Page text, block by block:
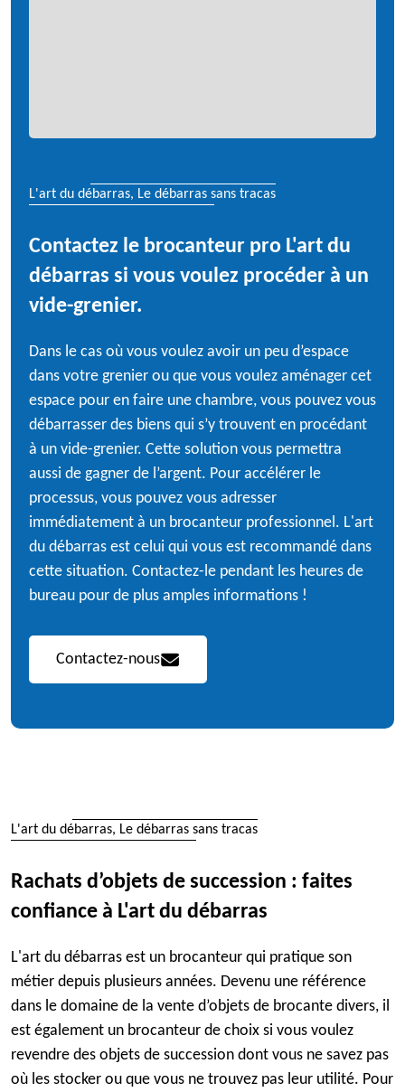
L'art du débarras, Le débarras sans tracas
Contactez le brocanteur pro L'art du
débarras si vous voulez procéder à un
vide-grenier.
Dans le cas où vous voulez avoir un peu d’espace
dans votre grenier ou que vous voulez aménager cet
espace pour en faire une chambre, vous pouvez vous
débarrasser des biens qui s’y trouvent en procédant
à un vide-grenier. Cette solution vous permettra
aussi de gagner de l’argent. Pour accélérer le
processus, vous pouvez vous adresser
immédiatement à un brocanteur professionnel. L'art
du débarras est celui qui vous est recommandé dans
cette situation. Contactez-le pendant les heures de
bureau pour de plus amples informations !
Contactez-nous
L'art du débarras, Le débarras sans tracas
Rachats d’objets de succession : faites
confiance à L'art du débarras
L'art du débarras est un brocanteur qui pratique son
métier depuis plusieurs années. Devenu une référence
dans le domaine de la vente d’objets de brocante divers, il
est également un brocanteur de choix si vous voulez
revendre des objets de succession dont vous ne savez pas
où les stocker ou que vous ne trouvez pas leur utilité. Pour